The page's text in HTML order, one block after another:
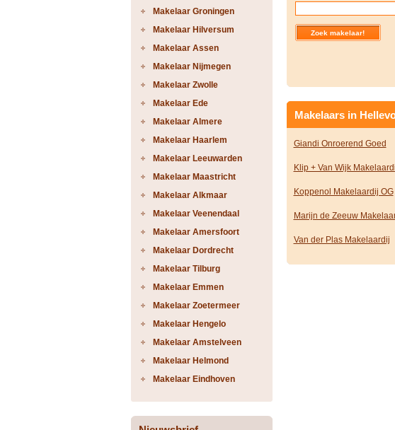
Makelaar Groningen
Makelaar Hilversum
Makelaar Assen
Makelaar Nijmegen
Makelaar Zwolle
Makelaar Ede
Makelaar Almere
Makelaar Haarlem
Makelaar Leeuwarden
Makelaar Maastricht
Makelaar Alkmaar
Makelaar Veenendaal
Makelaar Amersfoort
Makelaar Dordrecht
Makelaar Tilburg
Makelaar Emmen
Makelaar Zoetermeer
Makelaar Hengelo
Makelaar Amstelveen
Makelaar Helmond
Makelaar Eindhoven
Makelaars in
Giandi Onroerend Goed
Klip + Van Wijk
Koppenol Makelaardij OG
Marijn de Zeeuw
Van der Plas Makelaardij